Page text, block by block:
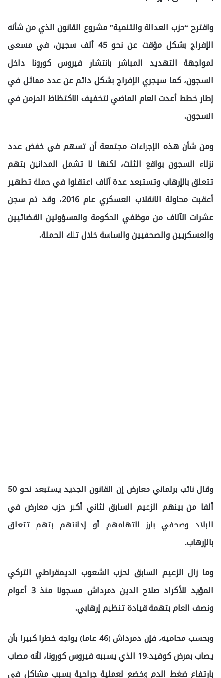
واقترح “حزب العدالة والتنمية” مشروع القانون الذي من شأنه
الإفراج بشكل مؤقت عن نحو 45 ألف سجين، في مسعى
لمواجهة التهديد المباشر بانتشار فيروس كورونا داخل
السجون، كما سيجري الإفراج بشكل دائم عن عدد مماثل في
إطار خطط أعدت العام الماضي لتخفيف الاكتظاظ المزمن في
السجون.
ومن شأن هذه الإجراءات مجتمعة أن تسهم في خفض عدد
نزلاء السجون بواقع الثلث، لكنها لا تشمل المدانين بتهم
تتعلق بالإرهاب وتستبعد عدة آلاف اعتقلوا في حملة تطهير
أعقبت محاولة الانقلاب العسكري عام 2016، وقد تم سجن
عشرات الآلاف من موظفي الحكومة والمسؤولين القضائيين
والعسكريين والصحفيين والساسة خلال تلك الحملة.
وقال نائب برلماني معارض إن القانون الجديد يستبعد نحو 50
ألفا من بينهم الزعيم السابق لثاني أكبر حزب معارض في
البلاد وصحفي بارز لاتهامهم أو إدانتهم بتهم تتعلق
بالإرهاب.
وما زال الزعيم السابق لحزب الشعوب الديمقراطي التركي
المؤيد للأكراد صلاح الدين دمرداش مسجونا منذ 3 أعوام
ونصف العام بتهمة قيادة تنظيم إرهابي.
وبحسب محاميه، فإن دمرداش (46 عاما) يواجه خطرا كبيرا بأن
يصاب بمرض كوفيد-19 الذي يسببه فيروس كورونا، لأنه مصاب
بارتفاع ضغط الدم وخضع لعملية جراحية بسبب مشاكل في